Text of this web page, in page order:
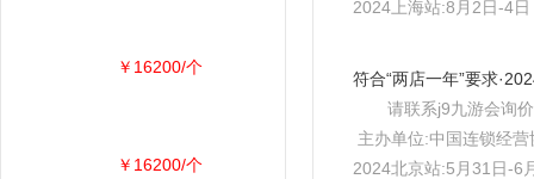
2024上海站:8月2日-4
请联系j9九游会询价
主办单位:中国连锁经营
2024北京站:5月31日-6
￥16200/个
￥16200/个